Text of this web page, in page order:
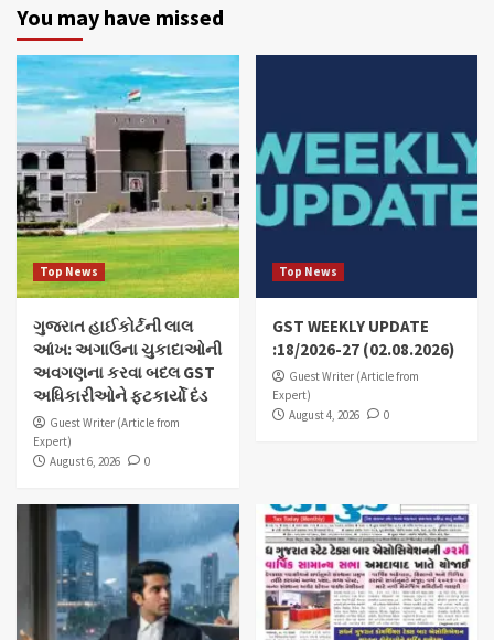
You may have missed
Top News
ગુજરાત હાઈકોર્ટની લાલ
આંખ: અગાઉના ચુકાદાઓની
અવગણના કરવા બદલ GST
અધિકારીઓને ફટકાર્યો દંડ
Guest Writer (Article from
Expert)
August 6, 2026
0
Top News
GST WEEKLY UPDATE
:18/2026-27 (02.08.2026)
Guest Writer (Article from
Expert)
August 4, 2026
0